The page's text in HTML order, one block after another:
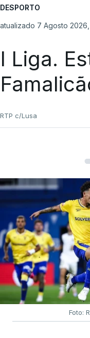
DESPORTO
atualizado 7 Agosto 2026,
I Liga.
RTP c/Lusa
Foto: